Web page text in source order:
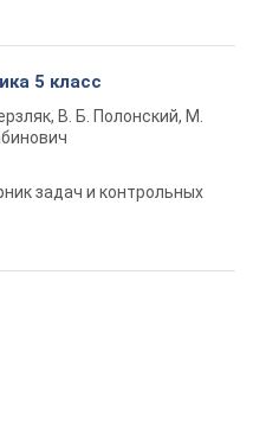
5 класс
В. Б. Полонский, М.
задач и контрольных